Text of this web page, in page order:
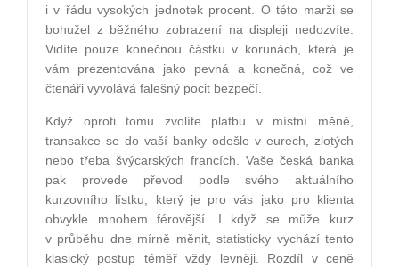
i v řádu vysokých jednotek procent. O této marži se
bohužel z běžného zobrazení na displeji nedozvíte.
Vidíte pouze konečnou částku v korunách, která je
vám prezentována jako pevná a konečná, což ve
čtenáři vyvolává falešný pocit bezpečí.
Když oproti tomu zvolíte platbu v místní měně,
transakce se do vaší banky odešle v eurech, zlotých
nebo třeba švýcarských francích. Vaše česká banka
pak provede převod podle svého aktuálního
kurzovního lístku, který je pro vás jako pro klienta
obvykle mnohem férovější. I když se může kurz
v průběhu dne mírně měnit, statisticky vychází tento
klasický postup téměř vždy levněji. Rozdíl v ceně